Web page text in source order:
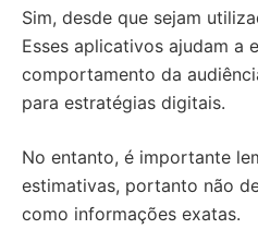
Sim, desde que sejam
Esses aplicativos ajudam a
comportamento da
para estratégias digitais.
No entanto, é importante
estimativas, portanto não
como informações exatas.